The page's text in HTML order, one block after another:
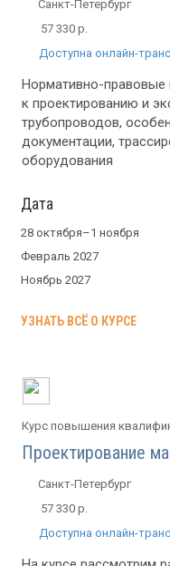
Санкт-Петербург
57 330 р.
Доступна онлайн-
Нормативно-правовые
к проектированию и
трубопроводов,
документации,
оборудования
Дата
28 октября–1 ноября
Февраль 2027
Ноябрь 2027
УЗНАТЬ ВСЁ О КУРСЕ
Курс повышения
Проектирование
Санкт-Петербург
57 330 р.
Доступна онлайн-